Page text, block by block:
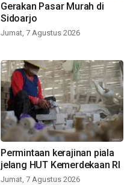
Gerakan Pasar Murah di
Sidoarjo
Jumat, 7 Agustus 2026
Permintaan kerajinan piala
jelang HUT Kemerdekaan RI
Jumat, 7 Agustus 2026